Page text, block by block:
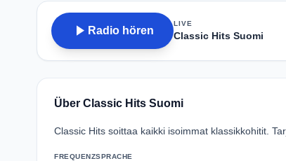
play_arrow Radio hören
LIVE
Classic Hits Suomi
Über Classic Hits Suomi
Classic Hits soittaa kaikki isoimmat klassikkohitit.
FREQUENZSPRACHE